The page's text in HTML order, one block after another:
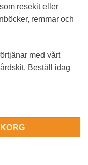
resekit eller
remmar och
med vårt
Beställ idag